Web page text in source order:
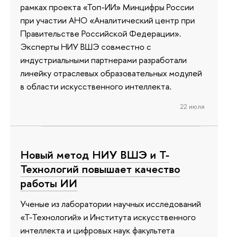
рамках проекта «Топ-ИИ» Минцифры России
при участии АНО «Аналитический центр при
Правительстве Российской Федерации».
Эксперты НИУ ВШЭ совместно с
индустриальными партнерами разработали
линейку отраслевых образовательных модулей
в области искусственного интеллекта.
22 июля
Новый метод НИУ ВШЭ и Т-
Технологий повышает качество
работы ИИ
Ученые из лаборатории научных исследований
«Т-Технологий» и Института искусственного
интеллекта и цифровых наук факультета